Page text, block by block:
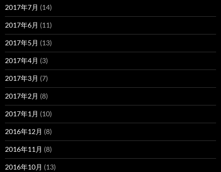
2017年7月 (14)
2017年6月 (11)
2017年5月 (13)
2017年4月 (3)
2017年3月 (7)
2017年2月 (8)
2017年1月 (10)
2016年12月 (8)
2016年11月 (8)
2016年10月 (13)